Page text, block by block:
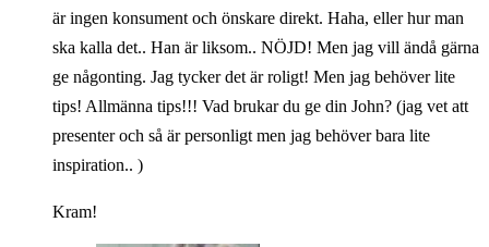
är ingen konsument och önskare direkt. Haha, eller hur man
ska kalla det.. Han är liksom.. NÖJD! Men jag vill ändå gärna
ge någonting. Jag tycker det är roligt! Men jag behöver lite
tips! Allmänna tips!!! Vad brukar du ge din John? (jag vet att
presenter och så är personligt men jag behöver bara lite
inspiration.. )
Kram!